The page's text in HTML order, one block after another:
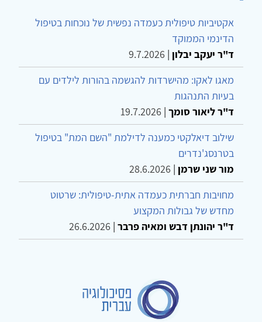
אקטיביות טיפולית כעמדה נפשית של נוכחות בטיפול
הדינמי הממוקד
ד"ר יעקב יבלון |
9.7.2026
מאגו לאקו: מהישרדות להגשמה בהורות לילדים עם
בעיות התנהגות
ד"ר ליאור סומך |
19.7.2026
שילוב דיאלקטי כמענה לדילמת "השם המת" בטיפול
בטרנסג'נדרים
מור שני שרמן |
28.6.2026
מחויבות חברתית כעמדה אתית-טיפולית: שרטוט
מחדש של גבולות המקצוע
ד"ר יהונתן דבש ומאיה פרבר |
26.6.2026